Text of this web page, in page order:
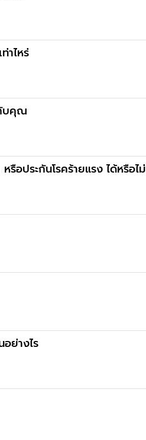
าไหร่
บคุณ
ประกันโรคร้ายแรง ได้หรือไม่
ย่างไร